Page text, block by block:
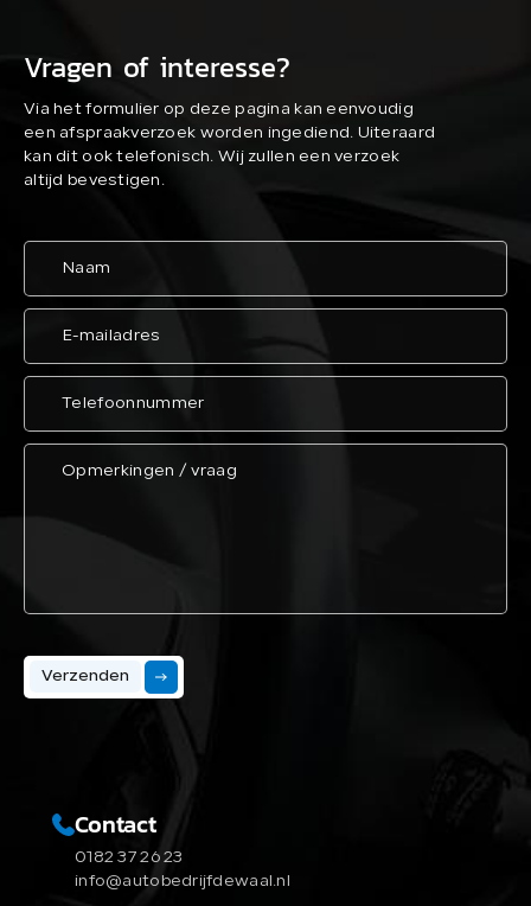
Vragen of interesse?
Via het formulier op deze pagina kan eenvoudig
een afspraakverzoek worden ingediend. Uiteraard
kan dit ook telefonisch. Wij zullen een verzoek
altijd bevestigen.
Verzenden
Contact
0182 37 26 23
info@autobedrijfdewaal.nl